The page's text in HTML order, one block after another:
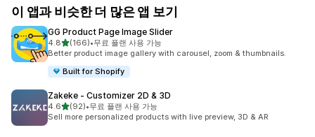
이 앱과 비슷한 더 많은 앱 보기
GG Product Page Image Slider
4.8별 5개 중
(166)
총 리뷰 166개
•무료 플랜 사용 가능
Better product image gallery with carousel, zoom & thumbnails.
Built for Shopify
Zakeke ‑ Customizer 2D & 3D
4.6별 5개 중
(92)
총 리뷰 92개
•무료 플랜 사용 가능
Sell more personalized products with live preview, 3D & AR